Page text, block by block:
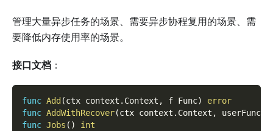
管理大量异步任务的场景、需要异步协程复用的场景、需
要降低内存使用率的场景。
接口文档 ：
func Add(ctx context . Context , f Func)
error
func AddWithRecover(ctx context . Context ,
userFunc
func Jobs ( )
int